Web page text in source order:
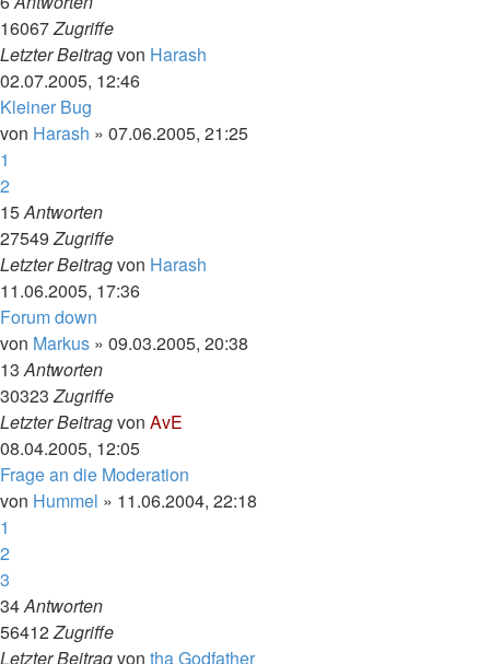
16067Zugriffe
Letzter Beitragvon Harash
02.07.2005, 12:46
Kleiner Bug
von Harash » 07.06.2005, 21:25
1
2
15Antworten
27549Zugriffe
Letzter Beitragvon Harash
11.06.2005, 17:36
Forum down
von Markus » 09.03.2005, 20:38
13Antworten
30323Zugriffe
Letzter Beitragvon AvE
08.04.2005, 12:05
Frage an die Moderation
von Hummel » 11.06.2004, 22:18
1
2
3
34Antworten
56412Zugriffe
Letzter Beitragvon tha Godfather